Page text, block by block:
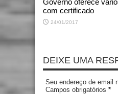
com certificado
24/01/2017
DEIXE UMA
Seu endereço de email
Campos obrigatórios *